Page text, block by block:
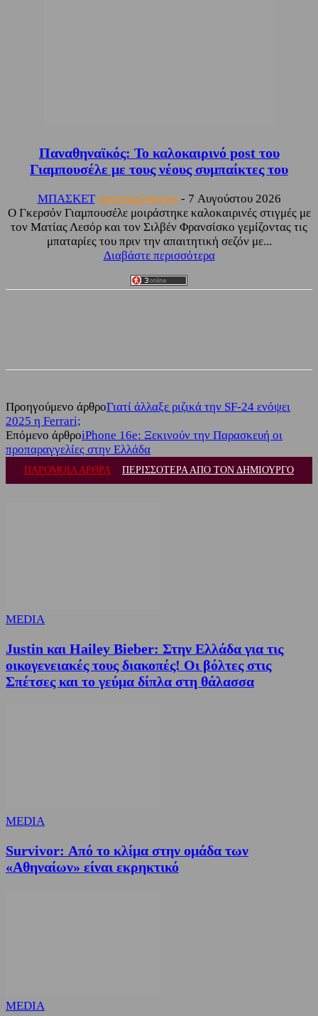
Παναθηναϊκός: Το καλοκαιρινό post του
Γιαμπουσέλε με τους νέους συμπαίκτες του
ΜΠΑΣΚΕΤ sporting24news - 7 Αυγούστου 2026
Ο Γκερσόν Γιαμπουσέλε μοιράστηκε καλοκαιρινές στιγμές με
τον Ματίας Λεσόρ και τον Σιλβέν Φρανσίσκο γεμίζοντας τις
μπαταρίες του πριν την απαιτητική σεζόν με...
Διαβάστε περισσότερα
Προηγούμενο άρθροΓιατί άλλαξε ριζικά την SF-24 ενόψει
2025 η Ferrari;
Επόμενο άρθροiPhone 16e: Ξεκινούν την Παρασκευή οι
προπαραγγελίες στην Ελλάδα
ΠΑΡΟΜΟΙΑ ΑΡΘΡΑ ΠΕΡΙΣΣΟΤΕΡΑ ΑΠΟ ΤΟΝ ΔΗΜΙΟΥΡΓΟ
MEDIA
Justin και Hailey Bieber: Στην Ελλάδα για τις
οικογενειακές τους διακοπές! Οι βόλτες στις
Σπέτσες και το γεύμα δίπλα στη θάλασσα
MEDIA
Survivor: Από το κλίμα στην ομάδα των
«Αθηναίων» είναι εκρηκτικό
MEDIA